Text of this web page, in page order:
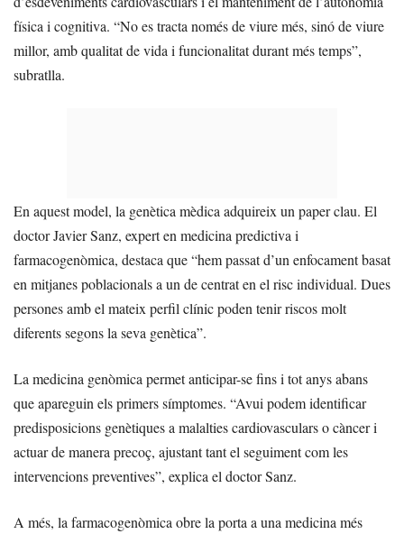
física i cognitiva. “No es tracta només de viure més, sinó de viure
millor, amb qualitat de vida i funcionalitat durant més temps”,
subratlla.
En aquest model, la genètica mèdica adquireix un paper clau. El
doctor Javier Sanz, expert en medicina predictiva i
farmacogenòmica, destaca que “hem passat d’un enfocament basat
en mitjanes poblacionals a un de centrat en el risc individual. Dues
persones amb el mateix perfil clínic poden tenir riscos molt
diferents segons la seva genètica”.
La medicina genòmica permet anticipar-se fins i tot anys abans
que apareguin els primers símptomes. “Avui podem identificar
predisposicions genètiques a malalties cardiovasculars o càncer i
actuar de manera precoç, ajustant tant el seguiment com les
intervencions preventives”, explica el doctor Sanz.
A més, la farmacogenòmica obre la porta a una medicina més